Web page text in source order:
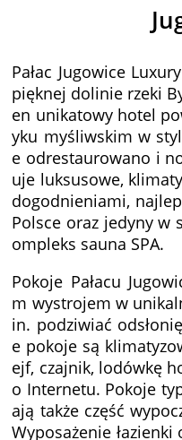
Pałac Jugowice
pięknej dolinie rzeki
en unikatowy hotel
yku myśliwskim w
e odrestaurowano i
uje luksusowe,
dogodnieniami,
Polsce oraz jedyny w
ompleks sauna SPA.
Pokoje Pałacu
m wystrojem w
in. podziwiać
e pokoje są
ejf, czajnik, lodówkę
o Internetu. Pokoje
ają także część
Wyposażenie